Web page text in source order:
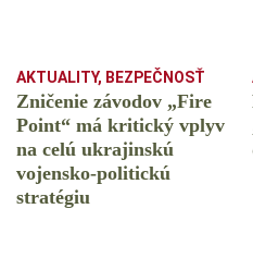
AKTUALITY, BEZPEČNOSŤ
Zničenie závodov „Fire
Point“ má kritický vplyv
na celú ukrajinskú
vojensko-politickú
stratégiu